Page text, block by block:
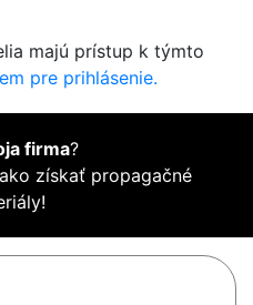
majú prístup k týmto
pre prihlásenie.
firma?
získať propagačné